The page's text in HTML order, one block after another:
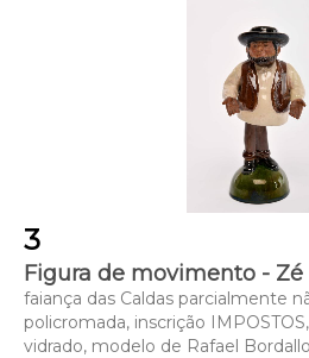
3
Figura de movimento -
faiança das Caldas parcialmente
policromada, inscrição
vidrado, modelo de Rafael